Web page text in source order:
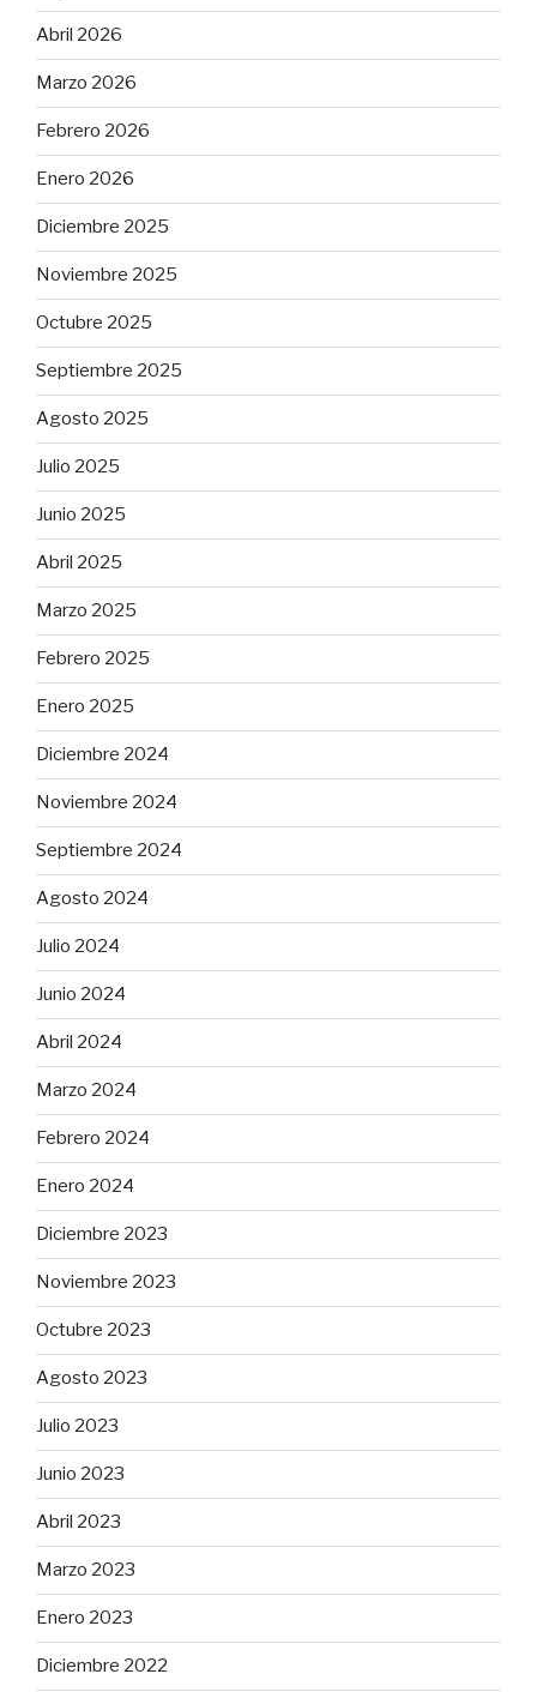
Abril 2026
Marzo 2026
Febrero 2026
Enero 2026
Diciembre 2025
Noviembre 2025
Octubre 2025
Septiembre 2025
Agosto 2025
Julio 2025
Junio 2025
Abril 2025
Marzo 2025
Febrero 2025
Enero 2025
Diciembre 2024
Noviembre 2024
Septiembre 2024
Agosto 2024
Julio 2024
Junio 2024
Abril 2024
Marzo 2024
Febrero 2024
Enero 2024
Diciembre 2023
Noviembre 2023
Octubre 2023
Agosto 2023
Julio 2023
Junio 2023
Abril 2023
Marzo 2023
Enero 2023
Diciembre 2022